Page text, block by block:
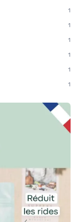
1
1
1
1
1
1